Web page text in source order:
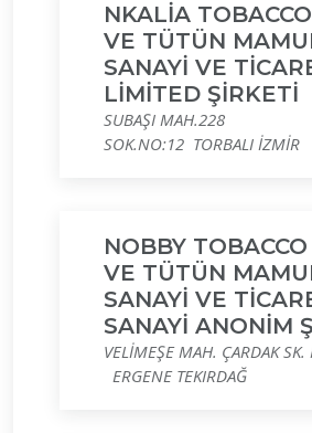
NKALİA
VE TÜTÜN
SANAYİ VE
LİMİTED ŞİRKETİ
SUBAŞI MAH.228
SOK.NO:12 TORBALI İZMİR
NOBBY
VE TÜTÜN
SANAYİ VE
SANAYİ ANONİM
VELİMEŞE MAH. ÇARDAK
ERGENE TEKIRDAĞ